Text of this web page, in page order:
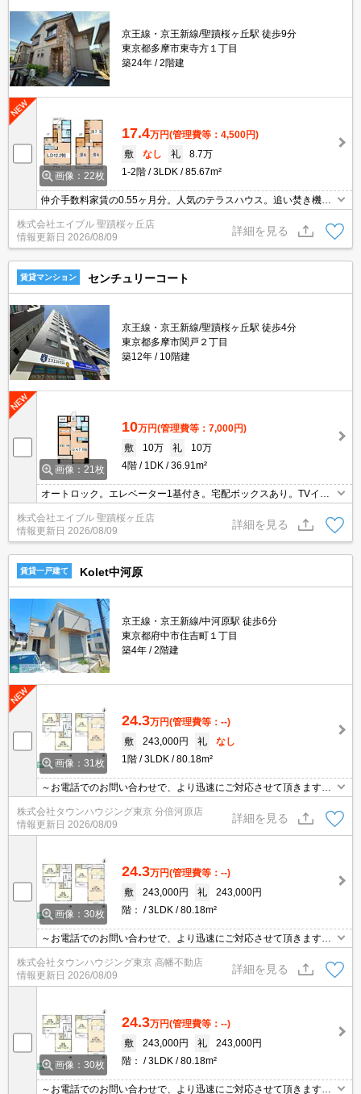
京王線・京王新線/聖蹟桜ヶ丘駅 徒歩9分
東京都多摩市東寺方１丁目
築24年
2階建
画像：22枚
17.4万円(管理費等：4,500円)
敷
なし 礼
8.7万
1-2階
3LDK 85.67m²
仲介手数料家賃の0.55ヶ月分。人気のテラスハウス。追い焚き機能
付きバス。TVインターホン付き。
株式会社エイブル 聖蹟桜ヶ丘店
情報更新日 2026/08/09
詳細を見る
賃貸マンション センチュリーコート
京王線・京王新線/聖蹟桜ヶ丘駅 徒歩4分
東京都多摩市関戸２丁目
築12年
10階建
画像：21枚
10万円(管理費等：7,000円)
敷
10万 礼
10万
4階
1DK 36.91m²
オートロック。エレベーター1基付き。宅配ボックスあり。TVイン
ターホン付き。浴室乾燥機付。仲介手数料家賃の0.55ヶ月分。
株式会社エイブル 聖蹟桜ヶ丘店
情報更新日 2026/08/09
詳細を見る
賃貸一戸建て Kolet中河原
京王線・京王新線/中河原駅 徒歩6分
東京都府中市住吉町１丁目
築4年
2階建
画像：31枚
24.3万円(管理費等：--)
敷
243,000円 礼
なし
1階
3LDK 80.18m²
～お電話でのお問い合わせで、より迅速にご対応させて頂きます～
地域密着タウンハウジングまで～
株式会社タウンハウジング東京 分倍河原店
情報更新日 2026/08/09
詳細を見る
画像：30枚
24.3万円(管理費等：--)
敷
243,000円 礼
243,000円
階：
3LDK 80.18m²
～お電話でのお問い合わせで、より迅速にご対応させて頂きます～
地域密着タウンハウジングまで～
株式会社タウンハウジング東京 高幡不動店
情報更新日 2026/08/09
詳細を見る
画像：30枚
24.3万円(管理費等：--)
敷
243,000円 礼
243,000円
階：
3LDK 80.18m²
～お電話でのお問い合わせで、より迅速にご対応させて頂きます～